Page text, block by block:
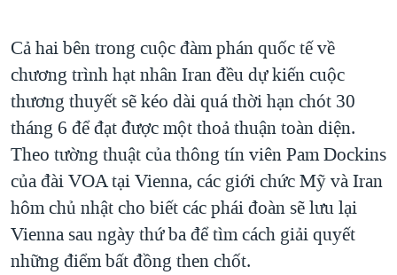
THƯỢNG ĐỈNH TRUMP-KIM TẠI VIỆT NAM
TRỊNH VĨNH BÌNH VS. CHÍNH PHỦ VIỆT NAM
NGƯ DÂN VIỆT VÀ LÀN SÓNG TRỘM HẢI SÂM
BÊN KIA QUỐC LỘ: TIẾNG VỌNG TỪ NÔNG THÔN MỸ
QUAN HỆ VIỆT MỸ
Cả hai bên trong cuộc đàm phán quốc tế về
chương trình hạt nhân Iran đều dự kiến cuộc
thương thuyết sẽ kéo dài quá thời hạn chót 30
tháng 6 để đạt được một thoả thuận toàn diện.
Theo tường thuật của thông tín viên Pam Dockins
của đài VOA tại Vienna, các giới chức Mỹ và Iran
hôm chủ nhật cho biết các phái đoàn sẽ lưu lại
Vienna sau ngày thứ ba để tìm cách giải quyết
những điểm bất đồng then chốt.